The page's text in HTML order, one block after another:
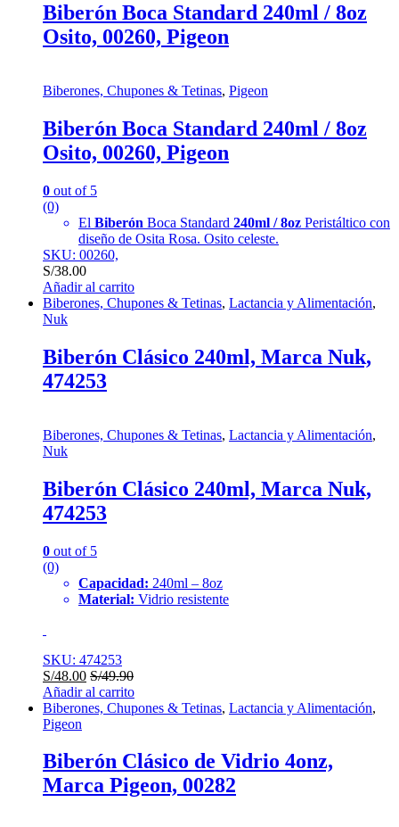
Biberón Boca Standard 240ml / 8oz
Osito, 00260, Pigeon
Biberones, Chupones & Tetinas, Pigeon
Biberón Boca Standard 240ml / 8oz
Osito, 00260, Pigeon
0 out of 5
(0)
El Biberón Boca Standard 240ml / 8oz Peristáltico con
diseño de Osita Rosa. Osito celeste.
SKU: 00260,
S/38.00
Añadir al carrito
Biberones, Chupones & Tetinas, Lactancia y Alimentación,
Nuk
Biberón Clásico 240ml, Marca Nuk,
474253
Biberones, Chupones & Tetinas, Lactancia y Alimentación,
Nuk
Biberón Clásico 240ml, Marca Nuk,
474253
0 out of 5
(0)
Capacidad: 240ml – 8oz
Material: Vidrio resistente
SKU: 474253
S/48.00 S/49.90
Añadir al carrito
Biberones, Chupones & Tetinas, Lactancia y Alimentación,
Pigeon
Biberón Clásico de Vidrio 4onz,
Marca Pigeon, 00282